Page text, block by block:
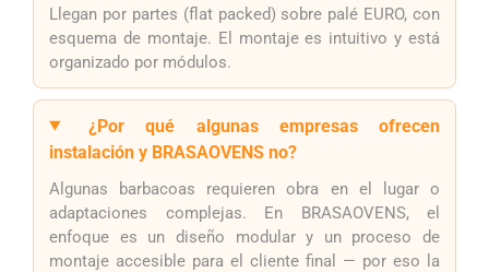
Llegan por partes (flat packed) sobre palé EURO, con
esquema de montaje. El montaje es intuitivo y está
organizado por módulos.
¿Por qué algunas empresas ofrecen
instalación y BRASAOVENS no?
Algunas barbacoas requieren obra en el lugar o
adaptaciones complejas. En BRASAOVENS, el
enfoque es un diseño modular y un proceso de
montaje accesible para el cliente final — por eso la